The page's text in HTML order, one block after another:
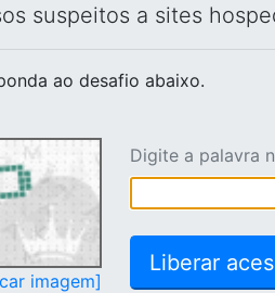
suspeitos a sites
ao desafio abaixo.
imagem]
Digite a palavra